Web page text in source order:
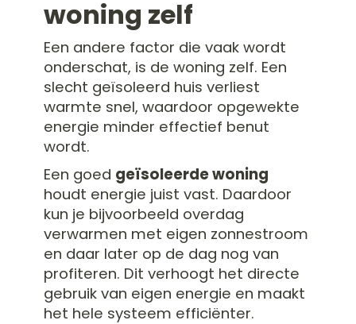
woning zelf
Een andere factor die vaak wordt
onderschat, is de woning zelf. Een
slecht geïsoleerd huis verliest
warmte snel, waardoor opgewekte
energie minder effectief benut
wordt.
Een goed geïsoleerde woning
houdt energie juist vast. Daardoor
kun je bijvoorbeeld overdag
verwarmen met eigen zonnestroom
en daar later op de dag nog van
profiteren. Dit verhoogt het directe
gebruik van eigen energie en maakt
het hele systeem efficiënter.